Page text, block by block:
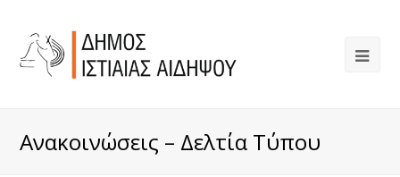
Ανακοινώσεις – Δελτία Τύπου